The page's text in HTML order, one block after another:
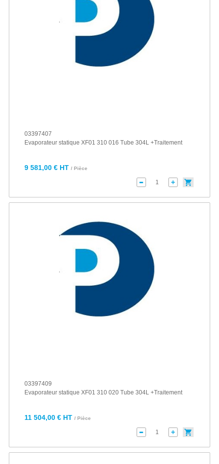
03397407
Evaporateur statique XF01 310 016 Tube 304L +Traitement
9 581,00 € HT / Pièce
03397409
Evaporateur statique XF01 310 020 Tube 304L +Traitement
11 504,00 € HT / Pièce